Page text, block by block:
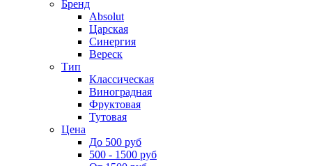
Бренд
Absolut
Царская
Синергия
Вереск
Тип
Классическая
Виноградная
Фруктовая
Тутовая
Цена
До 500 руб
500 - 1500 руб